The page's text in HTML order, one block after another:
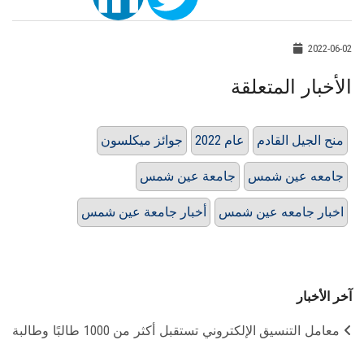
2022-06-02
الأخبار المتعلقة
جوائز ميكلسون عام 2022 منح الجيل القادم
جامعة عين شمس جامعه عين شمس
أخبار جامعة عين شمس اخبار جامعه عين شمس
آخر الأخبار
معامل التنسيق الإلكتروني تستقبل أكثر من 1000 طالبًا وطالبة